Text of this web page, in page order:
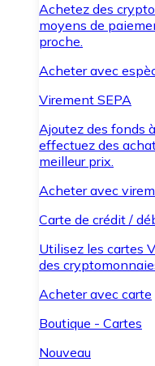
Achetez des
moyens de
proche.
Acheter avec
Virement SEPA
Ajoutez des fonds
effectuez des
meilleur prix.
Acheter avec
Carte de crédit /
Utilisez les cartes
des
Acheter avec carte
Boutique - Cartes
Nouveau